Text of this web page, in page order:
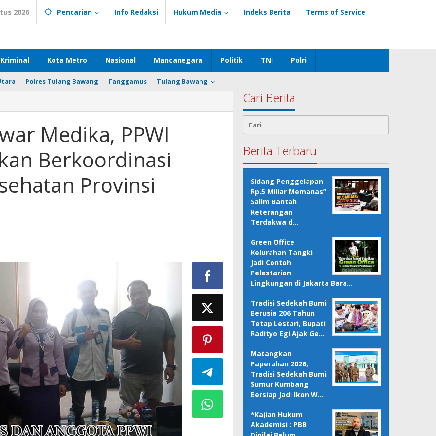
2026 Pencarian Info Redaksi Hukum Media Indeks Berita Terms of Service
Kota Metro Nasional Mancanegara Politik TNI Polri
Polres Tulang Bawang Tanggamus Tulang Bawang
Medika, PPWI
Berkoordinasi
Provinsi
Cari Berita
Cari
untuk:
Berita Terbaru
Sidang Penggelapan
Rp.5 Miliar Memanas”
Salim Bantah
Keterangan
Terdakwa d…
Green Office
Kelurahan Tangki
Jadi Contoh
Pelestarian
Lingkungan di Jakarta Bara…
Tradisi Sedekah Bumi
Berusia 206 Tahun
Tetap Lestari, Bupati
Radityo Egi Ajak Ge…
Matangkan
Paperahan 2026,
Tradisi Sedekah Bumi
Sumur Kumbang
Bersiap Jadi Ikon W…
*Kajian Hukum
Akademisi : PBB